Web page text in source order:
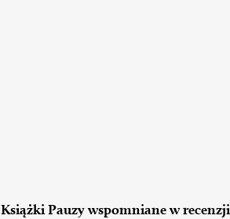
Książki Pauzy wspomniane w recenzji